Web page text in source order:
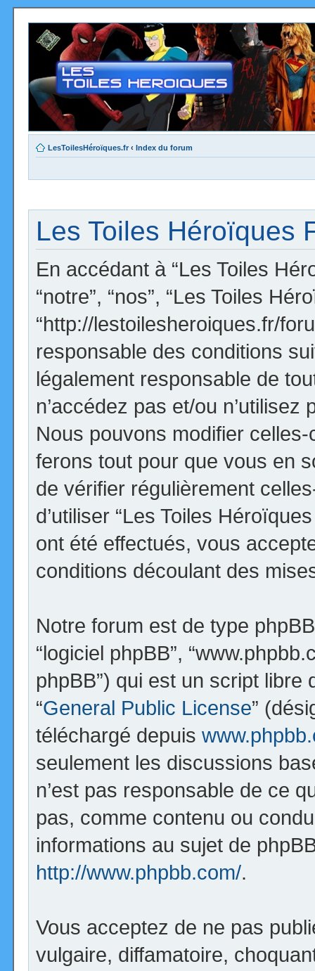
LesToilesHéroïques.fr ‹ Index du forum
Les Toiles Héroïques
En accédant à “Les Toiles
“notre”, “nos”, “Les Toiles
“http://lestoilesheroiques.fr/
responsable des conditions
légalement responsable de
n’accédez pas et/ou n’utilisez
Nous pouvons modifier
ferons tout pour que vous en
de vérifier régulièrement
d’utiliser “Les Toiles
ont été effectués, vous
conditions découlant des
Notre forum est de type phpBB
“logiciel phpBB”,
phpBB”) qui est un script
“General Public License”
téléchargé depuis
seulement les discussions
n’est pas responsable de ce
pas, comme contenu ou
informations au sujet de
http://www.phpbb.com/.
Vous acceptez de ne pas
vulgaire, diffamatoire,